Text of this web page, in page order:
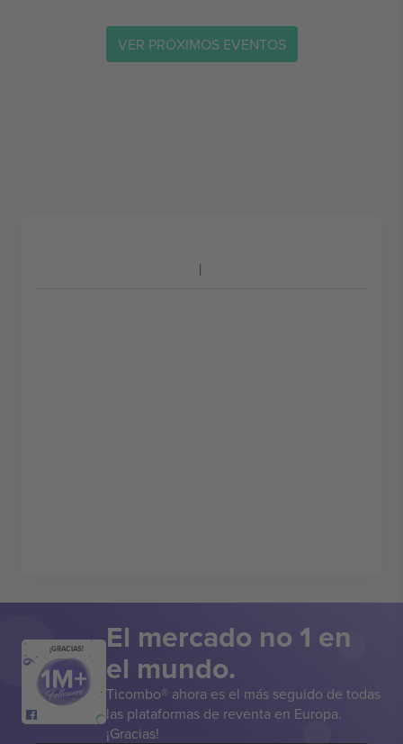
VER PRÓXIMOS EVENTOS
¡GRACIAS! El mercado no 1 en
el mundo.
Ticombo® ahora es el más seguido de todas
las plataformas de reventa en Europa.
¡Gracias!